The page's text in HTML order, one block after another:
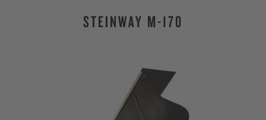
STEINWAY M-170